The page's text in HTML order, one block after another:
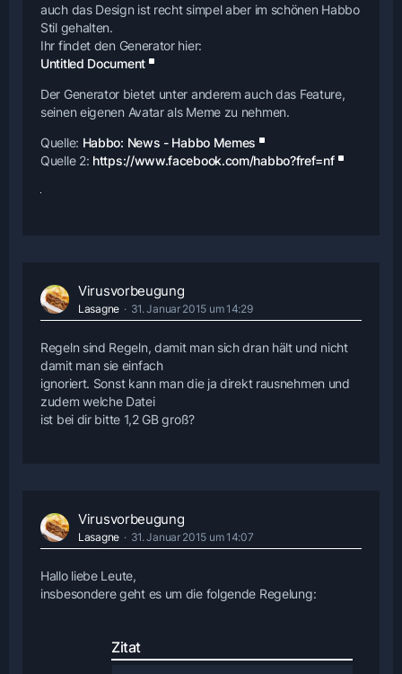
auch das Design ist recht simpel aber im schönen Habbo
Stil gehalten.
Ihr findet den Generator hier:
Untitled Document
Der Generator bietet unter anderem auch das Feature,
seinen eigenen Avatar als Meme zu nehmen.
Quelle: Habbo: News - Habbo Memes
Quelle 2: https://www.facebook.com/habbo?fref=nf
Virusvorbeugung
Lasagne 31. Januar 2015 um 14:29
Regeln sind Regeln, damit man sich dran hält und nicht
damit man sie einfach
ignoriert. Sonst kann man die ja direkt rausnehmen und
zudem welche Datei
ist bei dir bitte 1,2 GB groß?
Virusvorbeugung
Lasagne 31. Januar 2015 um 14:07
Hallo liebe Leute,
insbesondere geht es um die folgende Regelung:
Zitat